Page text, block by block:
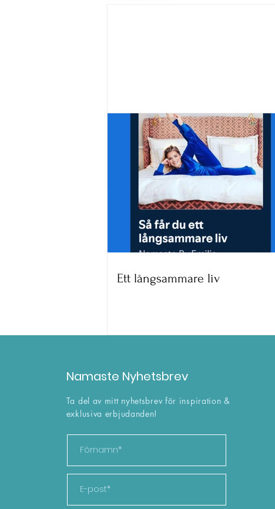
Ett långsammare liv
Namaste Nyhetsbrev
Ta del av mitt nyhetsbrev för inspiration &
exklusiva erbjudanden!